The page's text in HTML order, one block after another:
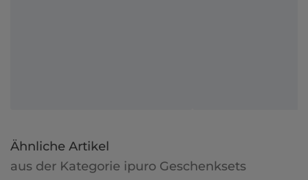
Ähnliche Artikel
aus der Kategorie ipuro Geschenksets